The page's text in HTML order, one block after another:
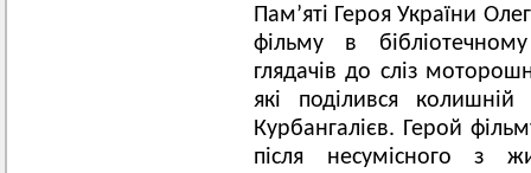
Пам’яті Героя України
фільму в
глядачів до сліз
які поділився
Курбангалієв. Герой
після несумісного з